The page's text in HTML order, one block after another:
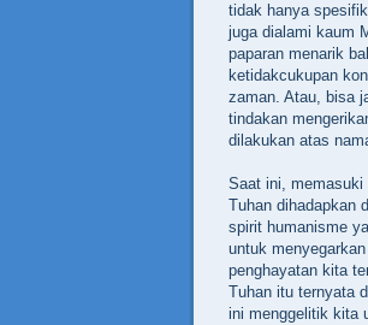
tidak hanya
juga dialami kaum
paparan menarik
ketidakcukupan
zaman. Atau, bisa
tindakan
dilakukan atas
Saat ini,
Tuhan dihadapkan
spirit humanisme
untuk
penghayatan kita
Tuhan itu ternyata
ini menggelitik kita